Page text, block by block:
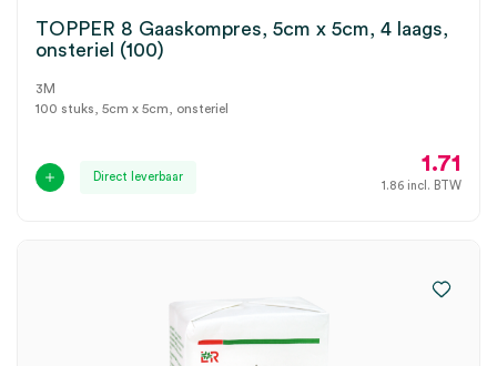
TOPPER 8 Gaaskompres, 5cm x 5cm, 4 laags,
onsteriel (100)
3M
100 stuks, 5cm x 5cm, onsteriel
Direct leverbaar
1.71
1.86 incl. BTW